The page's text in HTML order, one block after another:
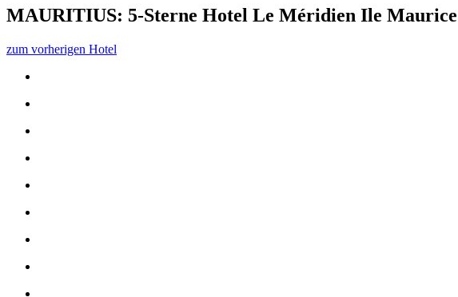
MAURITIUS: 5-Sterne Hotel Le Méridien Ile Maurice
zum vorherigen Hotel